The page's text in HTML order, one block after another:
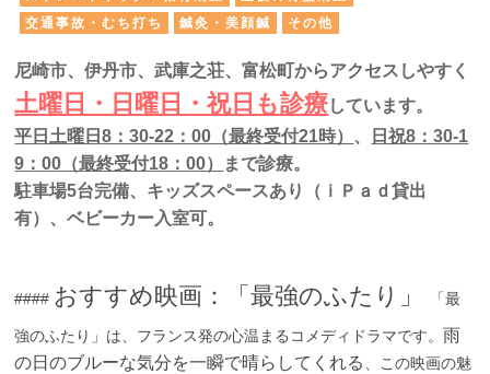
交通事故・むち打ち
鍼灸・美顔鍼 その他
尼崎市、伊丹市、武庫之荘、富松町からアクセスしやすく
土曜日・日曜日・祝日も診療 しています。
平日土曜日8：30-22：00（最終受付21時） 、
日祝8：30-1
9：00（最終受付18：00）
まで診療。
駐車場5台完備、キッズスペースあり（ｉＰａｄ貸出
有）、ベビーカー入室可。
#### おすすめ映画：「最強のふたり」 「最
強のふたり」は、フランス発の心温まるコメディドラマです。 雨
の日のブルーな気分を一瞬で晴らしてくれる、この映画の魅